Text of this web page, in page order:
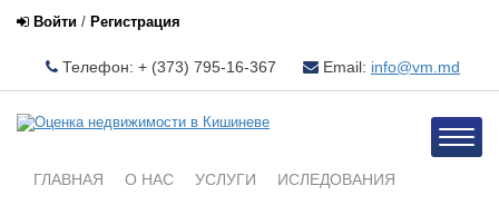
Войти / Регистрация
Телефон: + (373) 795-16-367 Email: info@vm.md
Toggle
ГЛАВНАЯ О НАС УСЛУГИ ИСЛЕДОВАНИЯ